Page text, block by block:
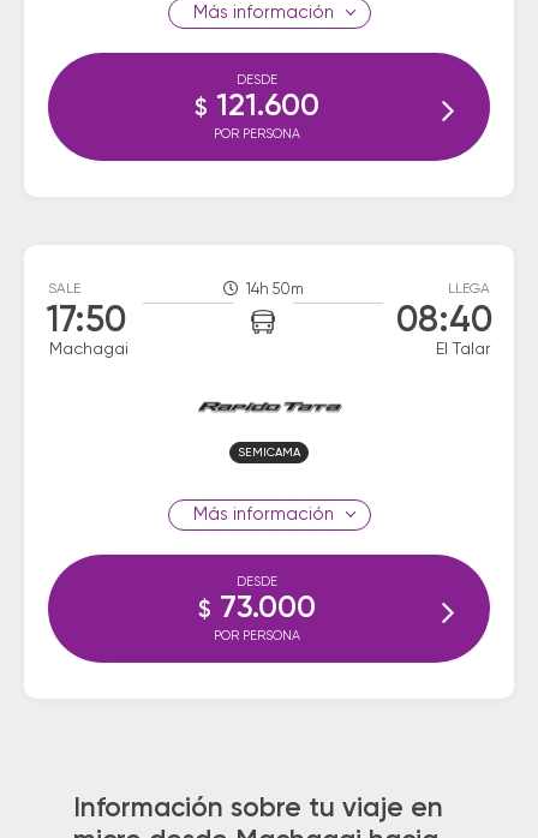
información
DESDE
$ 121.600
POR PERSONA
SALE
17:50
Machagai
14h 50m LLEGA
08:40
El Talar
SEMICAMA
información
DESDE
$ 73.000
POR PERSONA
Información sobre tu viaje en